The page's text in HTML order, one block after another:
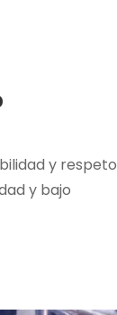
y respeto
y bajo